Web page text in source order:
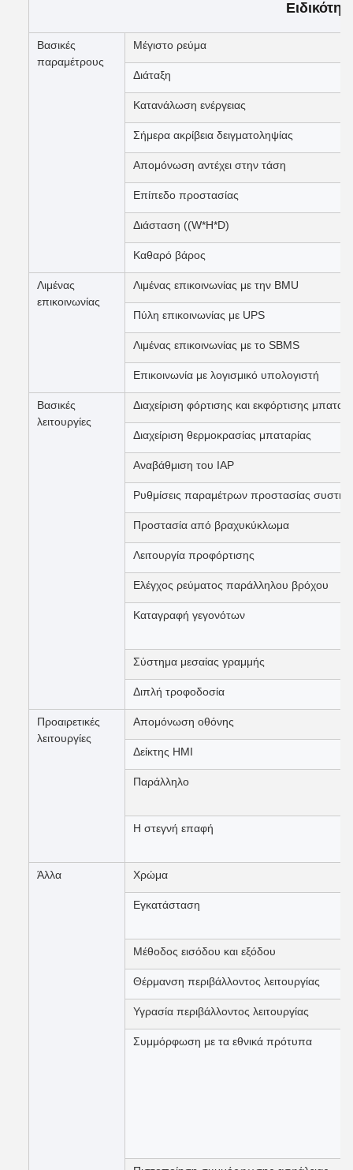
Βασικές
παραμέτρους
Μέγιστο ρεύμα
Διάταξη
Κατανάλωση ενέργειας
Σήμερα ακρίβεια δειγματοληψίας
Απομόνωση αντέχει στην τάση
Επίπεδο προστασίας
Διάσταση ((W*H*D)
Καθαρό βάρος
Λιμένας
επικοινωνίας
Λιμένας επικοινωνίας με την BMU
Πύλη επικοινωνίας με UPS
Λιμένας επικοινωνίας με το SBMS
Επικοινωνία με λογισμικό υπολογιστή
Βασικές
λειτουργίες
Διαχείριση φόρτισης και εκφόρτισης
Διαχείριση θερμοκρασίας μπαταρίας
Αναβάθμιση του IAP
Ρυθμίσεις παραμέτρων προστασίας
Προστασία από βραχυκύκλωμα
Λειτουργία προφόρτισης
Ελέγχος ρεύματος παράλληλου βρόχου
Καταγραφή γεγονότων
Σύστημα μεσαίας γραμμής
Διπλή τροφοδοσία
Προαιρετικές
λειτουργίες
Απομόνωση οθόνης
Δείκτης HMI
Παράλληλο
Η στεγνή επαφή
Άλλα Χρώμα
Εγκατάσταση
Μέθοδος εισόδου και εξόδου
Θέρμανση περιβάλλοντος λειτουργίας
Υγρασία περιβάλλοντος λειτουργίας
Συμμόρφωση με τα εθνικά πρότυπα